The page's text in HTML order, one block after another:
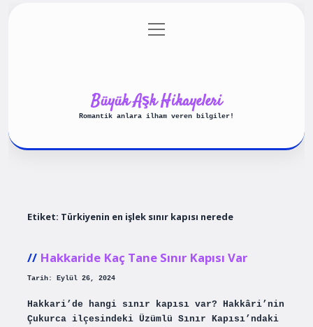
Gizlilik Politikası
menüyü
aç
Büyük Aşk Hikayeleri
Romantik anlara ilham veren bilgiler!
Etiket: Türkiyenin en işlek sınır kapısı nerede
Hakkaride Kaç Tane Sınır Kapısı Var
Tarih: Eylül 26, 2024
Hakkari’de hangi sınır kapısı var? Hakkâri’nin
Çukurca ilçesindeki Üzümlü Sınır Kapısı’ndaki